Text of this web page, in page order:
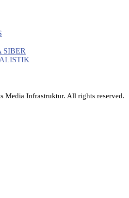
SIBER
Media Infrastruktur. All rights reserved.